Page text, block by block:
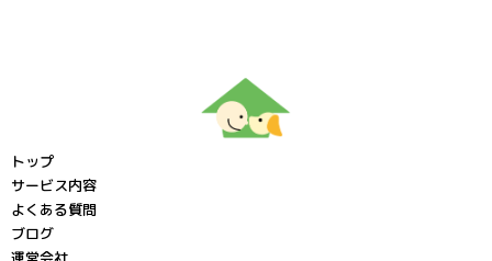
トップ
サービス内容
よくある質問
ブログ